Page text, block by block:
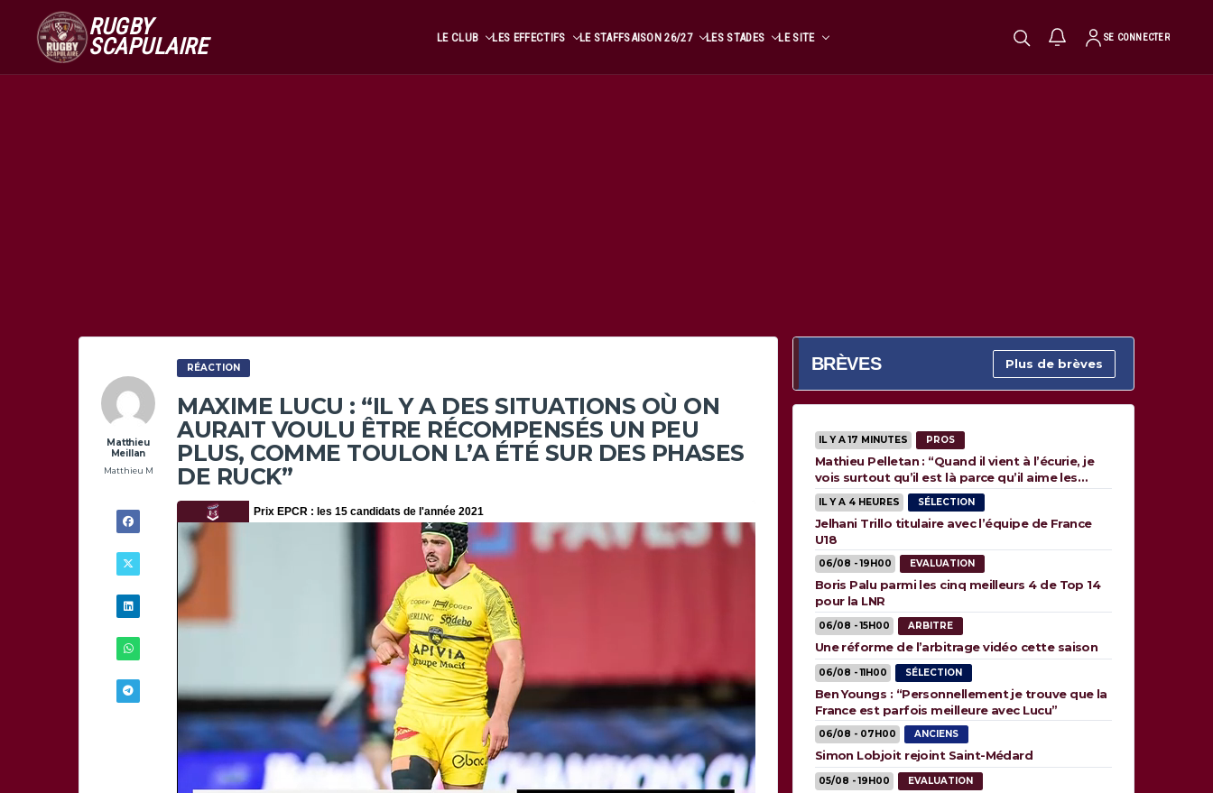
RUGBY
SCAPULAIRE LE CLUB LES EFFECTIFS LE STAFFSAISON 26/27 LES STADES LE SITE SE CONNECTER
Matthieu
Meillan
Matthieu M
RÉACTION
MAXIME LUCU : “IL Y A DES SITUATIONS OÙ ON
AURAIT VOULU ÊTRE RÉCOMPENSÉS UN PEU
PLUS, COMME TOULON L’A ÉTÉ SUR DES PHASES
DE RUCK”
BRÈVES Plus de brèves
IL Y A 17 MINUTES PROS
Mathieu Pelletan : “Quand il vient à l’écurie, je
vois surtout qu’il est là parce qu’il aime les
animaux”
IL Y A 4 HEURES SÉLECTION
Jelhani Trillo titulaire avec l’équipe de France
U18
06/08 - 19H00 EVALUATION
Boris Palu parmi les cinq meilleurs 4 de Top 14
pour la LNR
06/08 - 15H00 ARBITRE
Une réforme de l’arbitrage vidéo cette saison
06/08 - 11H00 SÉLECTION
Ben Youngs : “Personnellement je trouve que la
France est parfois meilleure avec Lucu”
06/08 - 07H00 ANCIENS
Simon Lobjoit rejoint Saint-Médard
05/08 - 19H00 EVALUATION